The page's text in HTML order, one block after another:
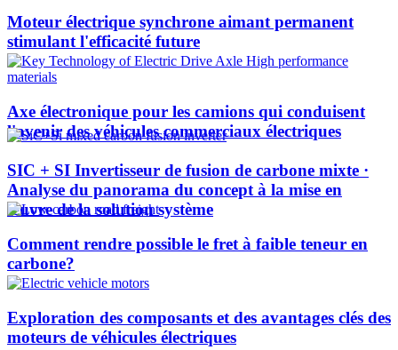
Moteur électrique synchrone aimant permanent
stimulant l'efficacité future
Axe électronique pour les camions qui conduisent
l'avenir des véhicules commerciaux électriques
SIC + SI Invertisseur de fusion de carbone mixte ·
Analyse du panorama du concept à la mise en
œuvre de la solution système
Comment rendre possible le fret à faible teneur en
carbone?
Exploration des composants et des avantages clés des
moteurs de véhicules électriques